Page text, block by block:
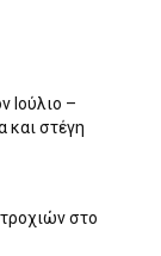
Ιούλιο –
και στέγη
στο